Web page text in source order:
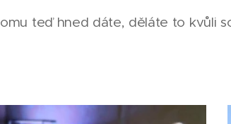
teď hned dáte, děláte to kvůli